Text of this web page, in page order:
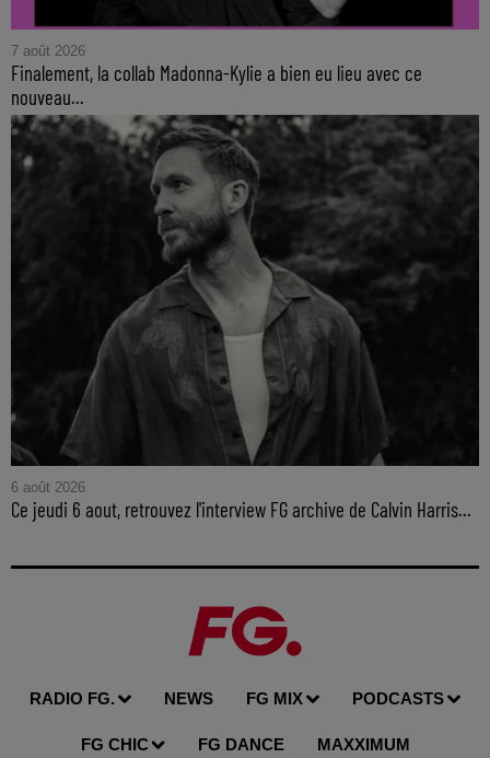
7 août 2026
Finalement, la collab Madonna-Kylie a bien eu lieu avec ce
nouveau...
6 août 2026
Ce jeudi 6 aout, retrouvez l'interview FG archive de Calvin Harris...
RADIO FG. NEWS FG MIX PODCASTS
FG CHIC FG DANCE MAXXIMUM